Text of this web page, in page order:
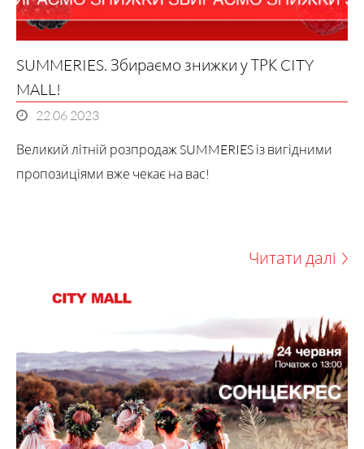
SUMMERIES. Збираємо знижки у ТРК CITY
MALL!
22.06 2023
Великий літній розпродаж SUMMERIES із вигідними
пропозиціями вже чекає на вас!
Читати далі